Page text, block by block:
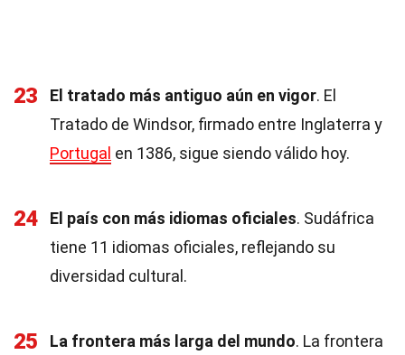
23 El tratado más antiguo aún en vigor. El
Tratado de Windsor, firmado entre Inglaterra y
Portugal en 1386, sigue siendo válido hoy.
24 El país con más idiomas oficiales. Sudáfrica
tiene 11 idiomas oficiales, reflejando su
diversidad cultural.
25 La frontera más larga del mundo. La frontera